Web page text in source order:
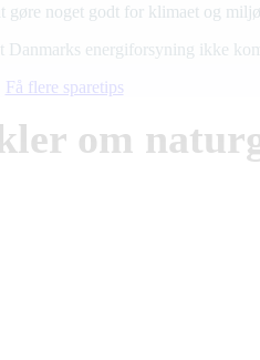
gøre noget godt for klimaet og
Danmarks energiforsyning ikke
Få flere sparetips
om